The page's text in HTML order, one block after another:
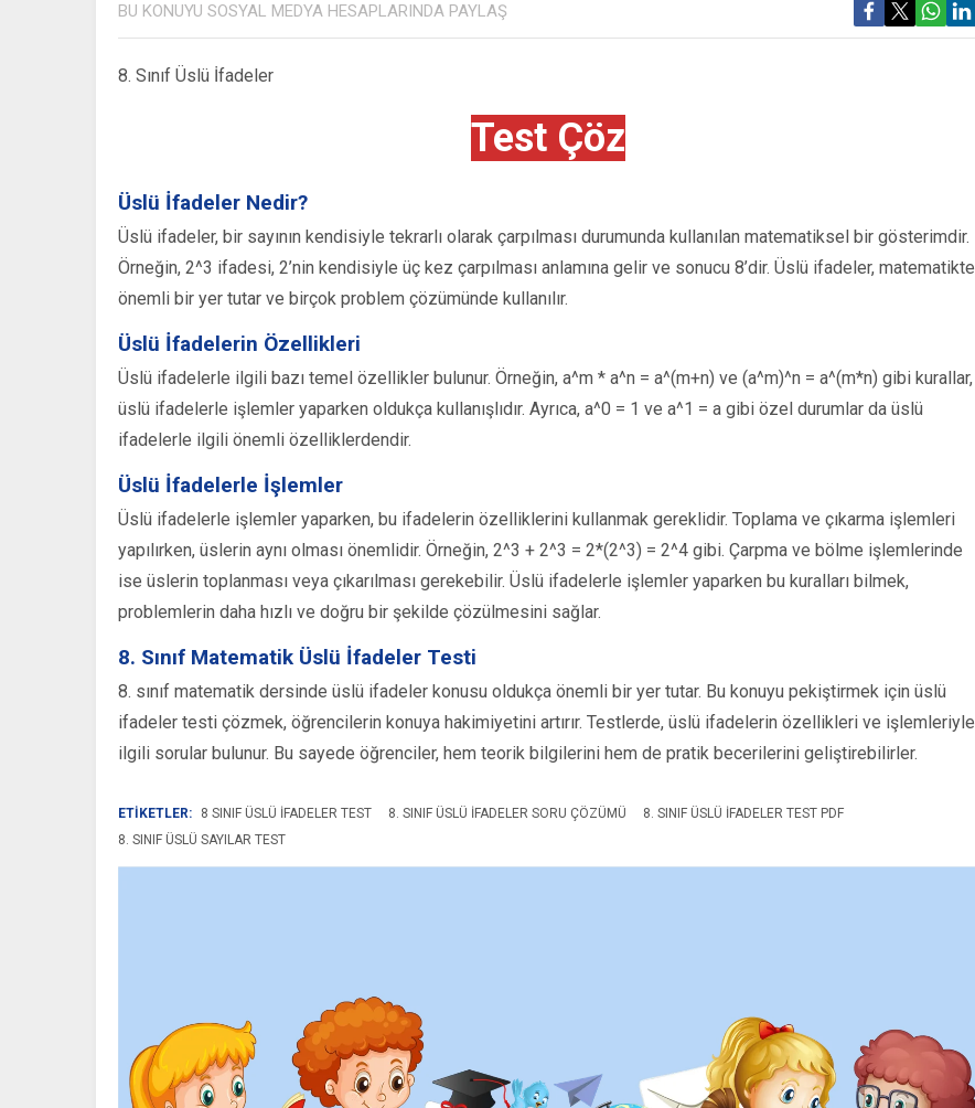
BU KONUYU SOSYAL MEDYA HESAPLARINDA PAYLAŞ
8. Sınıf Üslü İfadeler
Test Çöz
Üslü İfadeler Nedir?
Üslü ifadeler, bir sayının kendisiyle tekrarlı olarak çarpılması durumunda kullanılan matematiksel bir gösterimdir.
Örneğin, 2^3 ifadesi, 2’nin kendisiyle üç kez çarpılması anlamına gelir ve sonucu 8’dir. Üslü ifadeler, matematikte
önemli bir yer tutar ve birçok problem çözümünde kullanılır.
Üslü İfadelerin Özellikleri
Üslü ifadelerle ilgili bazı temel özellikler bulunur. Örneğin, a^m * a^n = a^(m+n) ve (a^m)^n = a^(m*n) gibi kurallar,
üslü ifadelerle işlemler yaparken oldukça kullanışlıdır. Ayrıca, a^0 = 1 ve a^1 = a gibi özel durumlar da üslü
ifadelerle ilgili önemli özelliklerdendir.
Üslü İfadelerle İşlemler
Üslü ifadelerle işlemler yaparken, bu ifadelerin özelliklerini kullanmak gereklidir. Toplama ve çıkarma işlemleri
yapılırken, üslerin aynı olması önemlidir. Örneğin, 2^3 + 2^3 = 2*(2^3) = 2^4 gibi. Çarpma ve bölme işlemlerinde
ise üslerin toplanması veya çıkarılması gerekebilir. Üslü ifadelerle işlemler yaparken bu kuralları bilmek,
problemlerin daha hızlı ve doğru bir şekilde çözülmesini sağlar.
8. Sınıf Matematik Üslü İfadeler Testi
8. sınıf matematik dersinde üslü ifadeler konusu oldukça önemli bir yer tutar. Bu konuyu pekiştirmek için üslü
ifadeler testi çözmek, öğrencilerin konuya hakimiyetini artırır. Testlerde, üslü ifadelerin özellikleri ve işlemleriyle
ilgili sorular bulunur. Bu sayede öğrenciler, hem teorik bilgilerini hem de pratik becerilerini geliştirebilirler.
ETİKETLER: 8 SINIF ÜSLÜ IFADELER TEST 8. SINIF ÜSLÜ IFADELER SORU ÇÖZÜMÜ
8. SINIF ÜSLÜ IFADELER TEST PDF
8. SINIF ÜSLÜ SAYILAR TEST